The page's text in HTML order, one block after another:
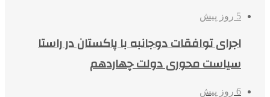
5 روز پیش
اجرای توافقات دوجانبه با پاکستان در راستا
سیاست محوری دولت چهاردهم
6 روز پیش